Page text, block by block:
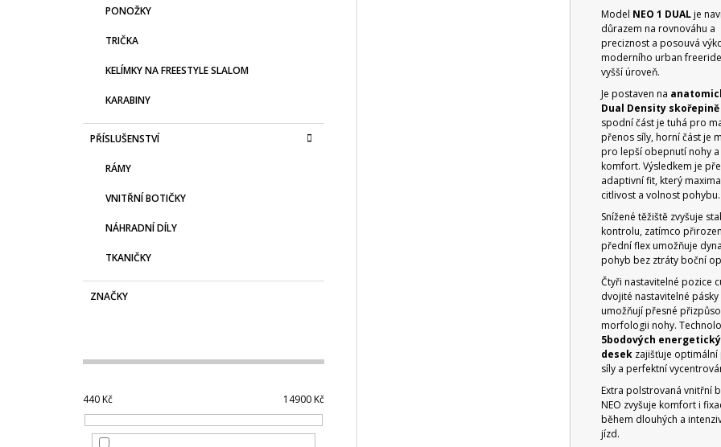
PONOŽKY
TRIČKA
KELÍMKY NA FREESTYLE SLALOM
KARABINY
PŘÍSLUŠENSTVÍ
RÁMY
VNITŘNÍ BOTIČKY
NÁHRADNÍ DÍLY
TKANIČKY
ZNAČKY
440Kč 14900Kč
Model NEO 1 DUALje
důrazem na rovnováhu a
preciznost a posouvá
moderního urban
vyšší úroveň.
Je postaven na
Dual Density skořepině
spodní část je tuhá pro
přenos síly, horní část je
pro lepší obepnutí nohy a
komfort. Výsledkem je
adaptivní fit, který
citlivost a volnost pohybu.
Snížené těžiště zvyšuje
kontrolu, zatímco
přední flex umožňuje
pohyb bez ztráty boční
Čtyři nastavitelné pozice
dvojité nastavitelné pásky
umožňují přesné
morfologii nohy.
5bodových
desekzajišťuje optimální
síly a perfektní
Extra polstrovaná vnitřní
NEO zvyšuje komfort i
během dlouhých a
jízd.